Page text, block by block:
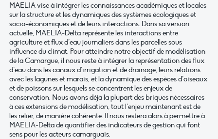
MAELIA vise à intégrer les connaissances académiques et locales
sur la structure et les dynamiques des systèmes écologiques et
socio-économiques et de leurs interactions. Dans sa version
actuelle, MAELIA-Delta représente les interactions entre
agriculture et flux d’eau journaliers dans les parcelles sous
influence du climat. Pour atteindre notre objectif de modélisation
de la Camargue, il nous reste à intégrer la représentation des flux
d’eau dans les canaux d’irrigation et de drainage, leurs relations
avec les lagunes et marais, et la dynamique des espèces d’oiseaux
et de poissons sur lesquels se concentrent les enjeux de
conservation. Nous avons déjà la plupart des briques nécessaires
à ces extensions de modélisation, tout l’enjeu maintenant est de
les relier, de manière cohérente. Il nous restera alors à permettre à
MAELIA-Delta de quantifier des indicateurs de gestion qui font
sens pour les acteurs camarguais.